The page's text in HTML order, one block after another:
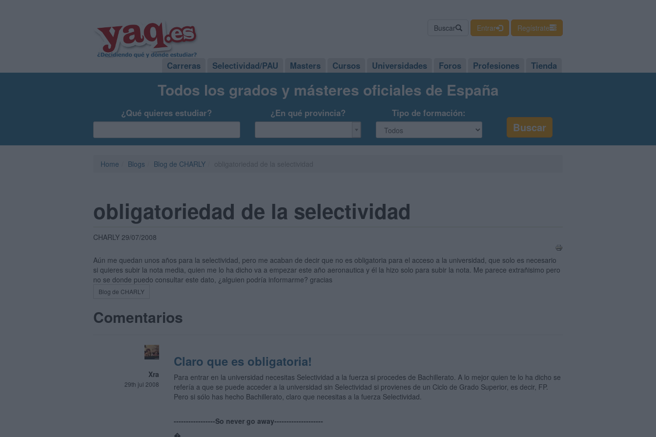
Buscar Entrar Regístrate
Carreras Selectividad/PAU Masters Cursos Universidades Foros Profesiones Tienda
Todos los grados y másteres oficiales de España
¿Qué quieres estudiar? ¿En qué provincia? Tipo de formación:
Home Blogs Blog de CHARLY
obligatoriedad de la selectividad
CHARLY 29/07/2008
Aún me quedan unos años para la selectividad, pero me acaban de decir que no es obligatoria para el acceso a la universidad, que solo es necesario
si quieres subir la nota media, quien me lo ha dicho va a empezar este año aeronautica y él la hizo solo para subir la nota. Me parece extrañisimo pero
no se donde puedo consultar este dato, ¿alguien podría informarme? gracias
Blog de CHARLY
Comentarios
Xra
29th jul 2008
Claro que es obligatoria!
Para entrar en la universidad necesitas Selectividad a la fuerza si procedes de Bachillerato. A lo mejor quien te lo ha dicho se
refería a que se puede acceder a la universidad sin Selectividad si provienes de un Ciclo de Grado Superior, es decir, FP.
Pero si sólo has hecho Bachillerato, claro que necesitas a la fuerza Selectividad.
-----------------So never go away--------------------